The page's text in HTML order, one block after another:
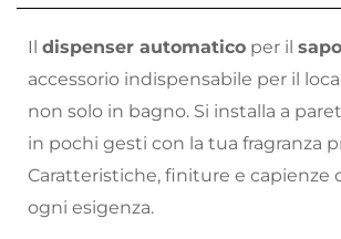
Il dispenser automatico per il
accessorio indispensabile per il
non solo in bagno. Si installa a
in pochi gesti con la tua fragranza
Caratteristiche, finiture e capienze
ogni esigenza.